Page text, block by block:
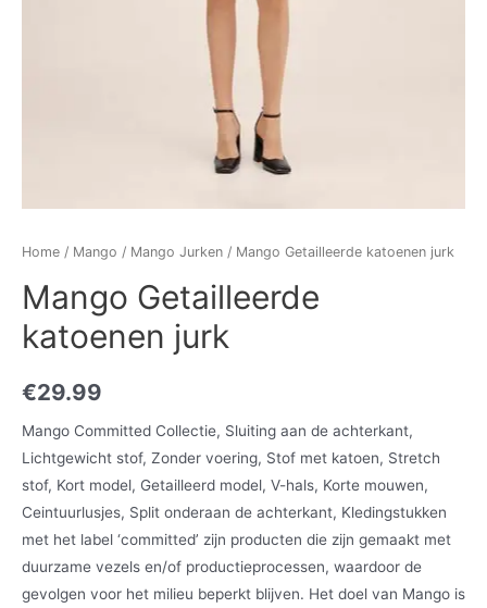
Home / Mango / Mango Jurken / Mango Getailleerde katoenen jurk
Mango Getailleerde
katoenen jurk
€29.99
Mango Committed Collectie, Sluiting aan de achterkant,
Lichtgewicht stof, Zonder voering, Stof met katoen, Stretch
stof, Kort model, Getailleerd model, V-hals, Korte mouwen,
Ceintuurlusjes, Split onderaan de achterkant, Kledingstukken
met het label ‘committed’ zijn producten die zijn gemaakt met
duurzame vezels en/of productieprocessen, waardoor de
gevolgen voor het milieu beperkt blijven. Het doel van Mango is